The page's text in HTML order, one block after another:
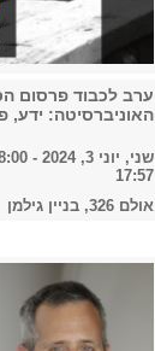
ערב לכבוד פרסום
האוניברסיטה: ידע,
שני, יוני 3, 2024 - 18:00
17:57
אולם 326, בניין גילמן